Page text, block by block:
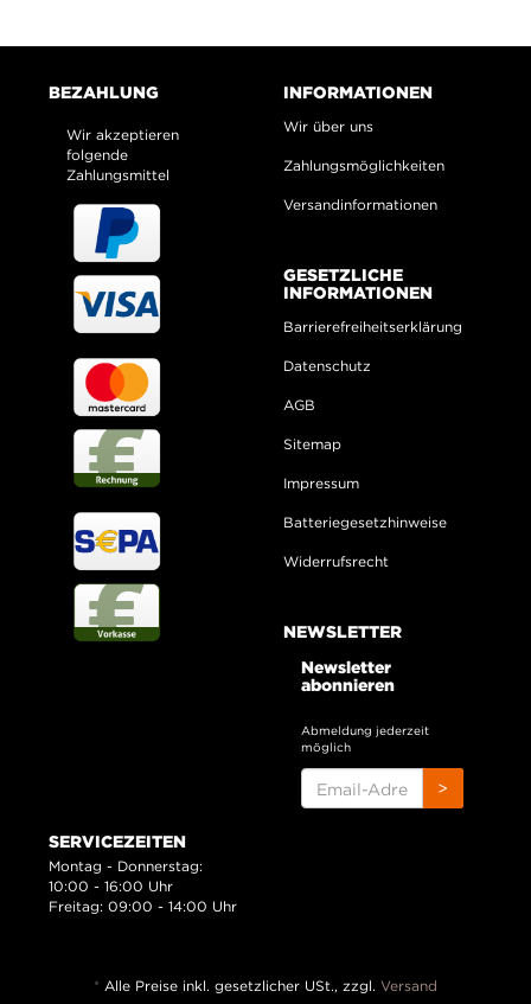
BEZAHLUNG
Wir akzeptieren
folgende
Zahlungsmittel
INFORMATIONEN
Wir über uns
Zahlungsmöglichkeiten
Versandinformationen
GESETZLICHE
INFORMATIONEN
Barrierefreiheitserklärung
Datenschutz
AGB
Sitemap
Impressum
Batteriegesetzhinweise
Widerrufsrecht
NEWSLETTER
Newsletter
abonnieren
Abmeldung jederzeit
möglich
ADRESSE
>
SERVICEZEITEN
Montag - Donnerstag:
10:00 - 16:00 Uhr
Freitag: 09:00 - 14:00 Uhr
* Alle Preise inkl. gesetzlicher USt., zzgl. Versand